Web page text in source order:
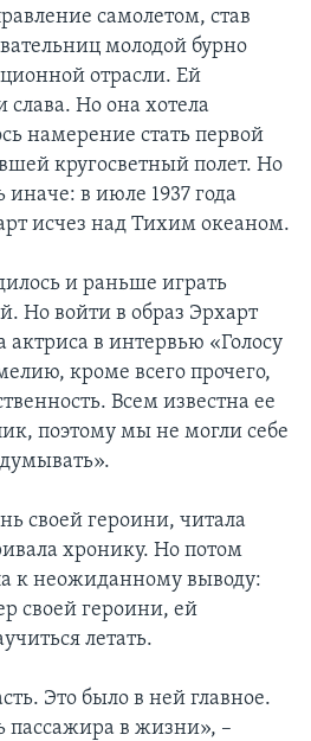
самолетом, став
молодой бурно
отрасли. Ей
слава. Но она хотела
намерение стать первой
кругосветный полет. Но
иначе: в июле 1937 года
исчез над Тихим океаном.
и раньше играть
Но войти в образ Эрхарт
актриса в интервью «Голосу
кроме всего прочего,
Всем известна ее
поэтому мы не могли себе
своей героини, читала
хронику. Но потом
к неожиданному выводу:
своей героини, ей
летать.
Это было в ней главное.
пассажира в жизни», –